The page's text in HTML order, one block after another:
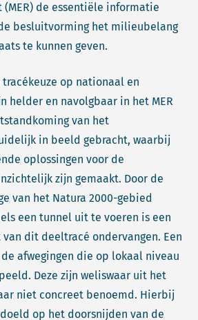
de essentiële informatie
besluitvorming het milieubelang
te kunnen geven.
tracékeuze op nationaal en
helder en navolgbaar in het MER
van het
in beeld gebracht, waarbij
oplossingen voor de
zijn gemaakt. Door de
van het Natura 2000-gebied
een tunnel uit te voeren is een
dit deeltracé ondervangen. Een
afwegingen die op lokaal niveau
Deze zijn weliswaar uit het
niet concreet benoemd. Hierbij
op het doorsnijden van de